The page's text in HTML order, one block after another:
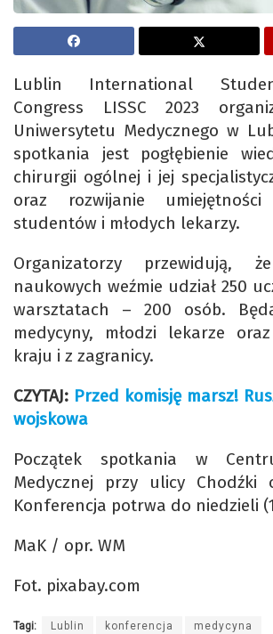
Lublin International
Congress LISSC 2023
Uniwersytetu Medycznego w
spotkania jest pogłębienie
chirurgii ogólnej i jej
oraz rozwijanie umiejętności
studentów i młodych lekarzy.
Organizatorzy przewidują,
naukowych weźmie udział 250
warsztatach – 200 osób.
medycyny, młodzi lekarze
kraju i z zagranicy.
CZYTAJ: Przed komisję marsz!
wojskowa
Początek spotkania w
Medycznej przy ulicy Chodźki
Konferencja potrwa do niedzieli
MaK / opr. WM
Fot. pixabay.com
Tagi: Lublin konferencja medycyna